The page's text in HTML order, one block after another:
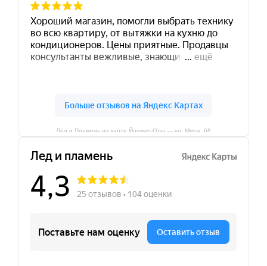
Лёд и Пламень на карте Йошкар‑Олы — ул. Мира, 68